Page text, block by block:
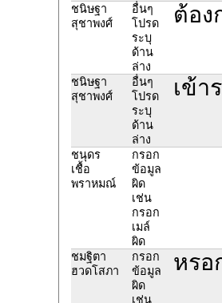
ชนิษฐา
สุชาพงศ์
อื่นๆ
โปรด
ระบุ
ด้าน
ล่าง
ต้อง
ชนิษฐา
สุชาพงศ์
อื่นๆ
โปรด
ระบุ
ด้าน
ล่าง
เข้า
ชนุดร
เชื้อ
พราหมณ์
กรอก
ข้อมูล
ผิด
เช่น
กรอก
เมล์
ผิด
ชมฐิตา
ฮวดโสภา
กรอก
ข้อมูล
ผิด
เช่น
หรอ